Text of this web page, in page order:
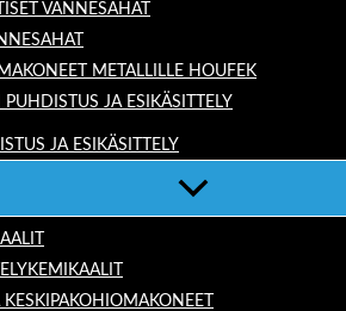
VANNESAHAT
METALLILLE HOUFEK
JA ESIKÄSITTELY
JA ESIKÄSITTELY